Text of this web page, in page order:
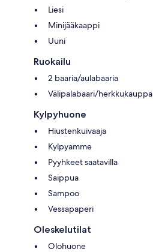
Liesi
Minijääkaappi
Uuni
Ruokailu
2 baaria/aulabaaria
Välipalabaari/herkkukauppa
Kylpyhuone
Hiustenkuivaaja
Kylpyamme
Pyyhkeet saatavilla
Saippua
Sampoo
Vessapaperi
Oleskelutilat
Olohuone